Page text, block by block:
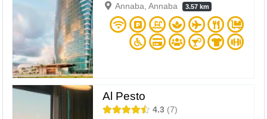
Annaba, Annaba
3.57 km
Al Pesto
4.3 7